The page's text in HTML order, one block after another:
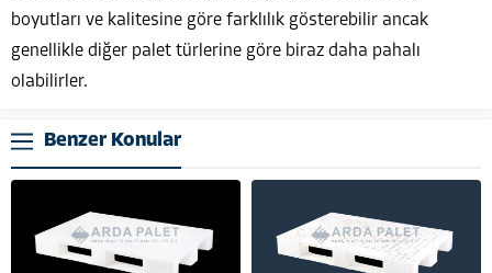
boyutları ve kalitesine göre farklılık gösterebilir ancak
genellikle diğer palet türlerine göre biraz daha pahalı
olabilirler.
Benzer Konular